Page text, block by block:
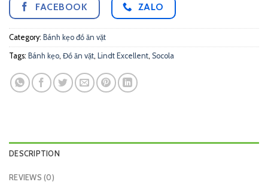
FACEBOOK ZALO
Category: Bánh kẹo đồ ăn vặt
Tags: Bánh kẹo, Đồ ăn vặt, Lindt Excellent, Socola
DESCRIPTION
REVIEWS (0)